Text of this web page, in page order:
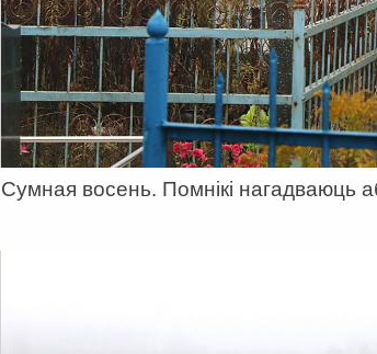
Сумная восень. Помнікі